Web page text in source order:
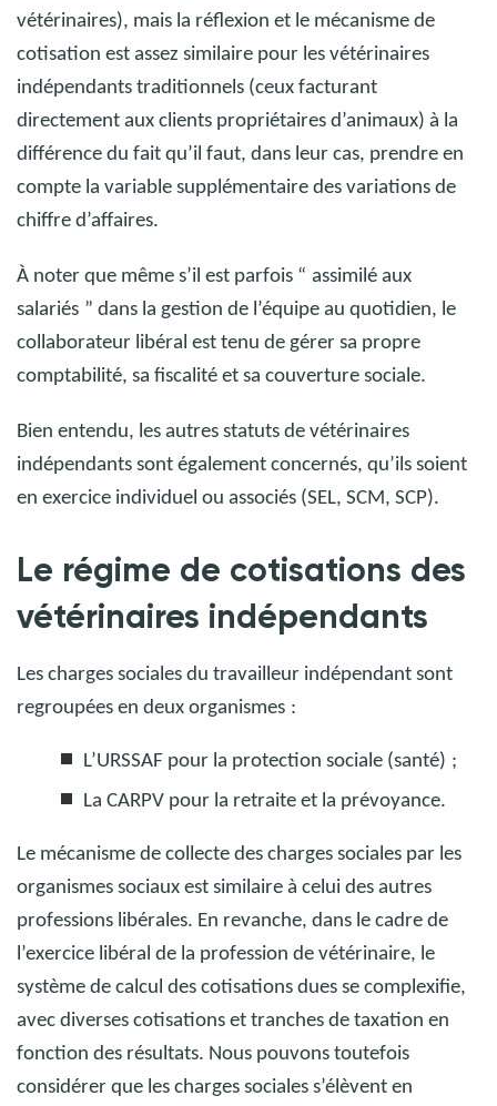
vétérinaires), mais la réflexion et le mécanisme de
cotisation est assez similaire pour les vétérinaires
indépendants traditionnels (ceux facturant
directement aux clients propriétaires d’animaux) à la
différence du fait qu’il faut, dans leur cas, prendre en
compte la variable supplémentaire des variations de
chiffre d’affaires.
À noter que même s’il est parfois “ assimilé aux
salariés ” dans la gestion de l’équipe au quotidien, le
collaborateur libéral est tenu de gérer sa propre
comptabilité, sa fiscalité et sa couverture sociale.
Bien entendu, les autres statuts de vétérinaires
indépendants sont également concernés, qu’ils soient
en exercice individuel ou associés (SEL, SCM, SCP).
Le régime de cotisations des
vétérinaires indépendants
Les charges sociales du travailleur indépendant sont
regroupées en deux organismes :
L’URSSAF pour la protection sociale (santé) ;
La CARPV pour la retraite et la prévoyance.
Le mécanisme de collecte des charges sociales par les
organismes sociaux est similaire à celui des autres
professions libérales. En revanche, dans le cadre de
l’exercice libéral de la profession de vétérinaire, le
système de calcul des cotisations dues se complexifie,
avec diverses cotisations et tranches de taxation en
fonction des résultats. Nous pouvons toutefois
considérer que les charges sociales s’élèvent en